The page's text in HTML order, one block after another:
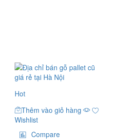
Hot
Thêm vào giỏ hàng
Wishlist
Compare